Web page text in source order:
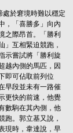
處於窘境時難以穩定
，「喜勝多」向內
之際昂首。「勝利
」互相緊迫競跑，
示嘗試將「勝利旋
越內側的馬匹，因
即可佔取前列位
早段並未有一路催
更快的前速，他覺
數駒在其內側，他
跑。郭立基又說，
現時，韋達說，早